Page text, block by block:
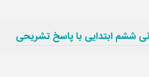
ششم ابتدایی با پاسخ تشریحی